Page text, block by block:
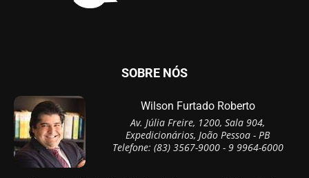
SOBRE NÓS
Wilson Furtado Roberto
Av. Júlia Freire, 1200, Sala 904,
Expedicionários, João Pessoa - PB
Telefone: (83) 3567-9000 - 9 9964-6000